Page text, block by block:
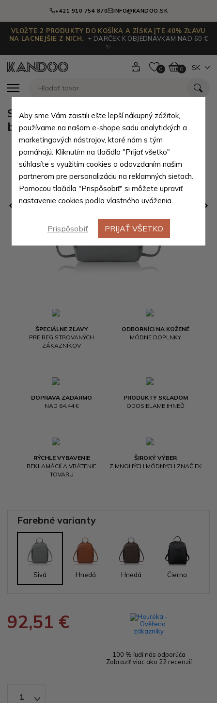
+421 910 754 870 INFO@KANDOO.SK
VLOŽTE 2 PRODUKTY DO KOŠÍKA A ZÍSKAJTE 40% ZĽAVU
NA LACNEJŠIE Z NICH.
+ DARČEK K OBJEDNÁVKAM NAD 60 €
✨
0 0 SK
ŠPECIÁLNE ZĽAVY
PRE REGISTROVANÝCH
ZÁKAZNÍKOV
ODBORNÍCI NA KOŽENÉ
MÓDNE DOPLNKY
DOPRAVA ZADARMO
NAD 64.44 €
PRODUKTY SKLADOM
ODOSIELAME IHNEĎ
RÝCHLE VYBAVENIE
REKLAMÁCIÍ A VRÁTENIE
TOVARU
ŠIROKÝ VÝBER
Z MNOHÝCH MÓDNYCH ZNAČIEK
Sivý dámsky mestský kožený
batoh Grietjie
Farebné varianty
Sivá Hnedá Hnedá Čierna
92,51 €
100 % ľudí nás odporúča
Zobraziť viac ako 22 recenzií
1
Aby sme Vám zaistili ešte lepší nákupný zážitok,
používame na našom e-shope sadu analytických a
marketingových nástrojov, ktoré nám s tým
pomáhajú. Kliknutím na tlačidlo "Prijať všetko"
súhlasíte s využitím cookies a odovzdaním našim
partnerom pre personalizáciu na reklamných sieťach.
Pomocou tlačidla "Prispôsobiť" si môžete upraviť
nastavenie cookies podľa vlastného uváženia.
Prispôsobiť PRIJAŤ VŠETKO